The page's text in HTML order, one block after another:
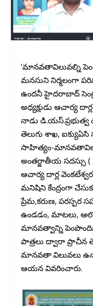
‘మానవతావిలువల్ని
మనసుని నిర్మలంగా
ఉందనీ హైదరాబాద్
అధ్యక్షుడు ఆచార్య
నాడు డి.యస్.ప్రభుత్వ
తెలుగు శాఖ, ఐక్యుఏసి
సాహిత్యం-
అంతర్జాతీయ సదస్సు (
ఆచార్య దార్ల
మనిషిని కేంద్రంగా
ప్రేమ,కరుణ, పరస్పర
ఉండడం, మాటలు,
మానవత్వాన్ని
పాత్రలు ద్వారా ప్రాచీన
మానవతా విలువలు
ఆయన వివరించారు.